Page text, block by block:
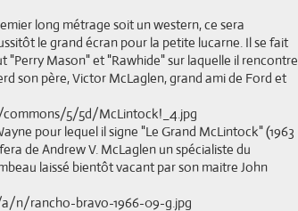
long métrage soit un western, ce sera
le grand écran pour la petite lucarne. Il se fait
"Perry Mason" et "Rawhide" sur laquelle il rencontre
son père, Victor McLaglen, grand ami de Ford et
pour lequel il signe "Le Grand McLintock" (1963
de Andrew V. McLaglen un spécialiste du
laissé bientôt vacant par son maitre John